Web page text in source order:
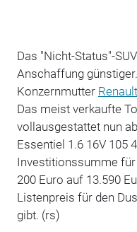
Das "Nicht-Status"-
Anschaffung
Konzernmutter Renault
Das meist verkaufte
vollausgestattet nun
Essentiel 1.6 16V 105
Investitionssumme
200 Euro auf 13.590
Listenpreis für den
gibt. (rs)